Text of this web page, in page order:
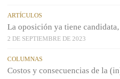
ARTÍCULOS
La oposición ya tiene
2 DE SEPTIEMBRE DE 2023
COLUMNAS
Costos y consecuencias de la